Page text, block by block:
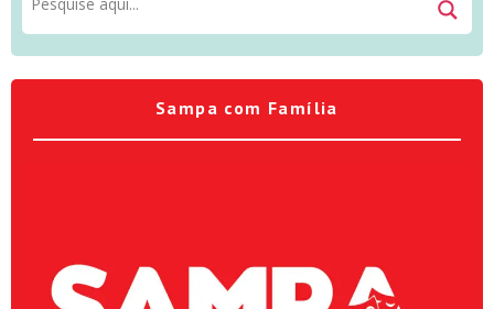
Sampa com Família